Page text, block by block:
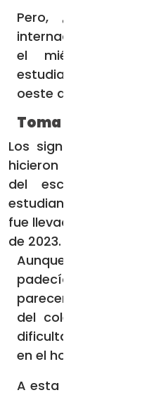
Pero, ¿Qué
internado católico
el miércoles
estudiantes en
oeste del país?
Toma forma
Los signos de una
hicieron notar en la
del escándalo
estudiante se quejó
fue llevada a casa
de 2023.
Aunque regresó a
padecía la obligó a
parecer, el 22 de
del colegio
dificultades para
en el hospital.
A esta le siguió